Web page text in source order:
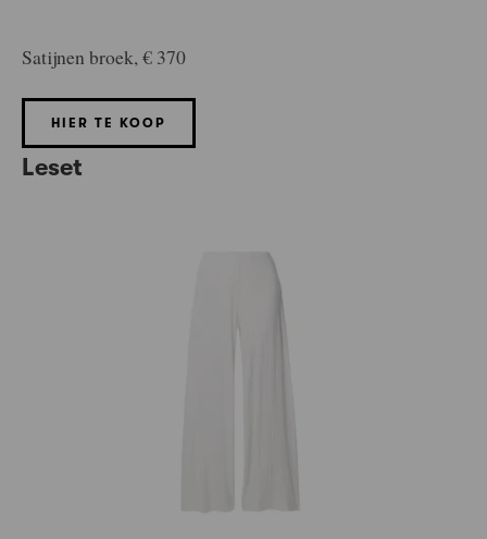
Satijnen broek, € 370
HIER TE KOOP
Leset